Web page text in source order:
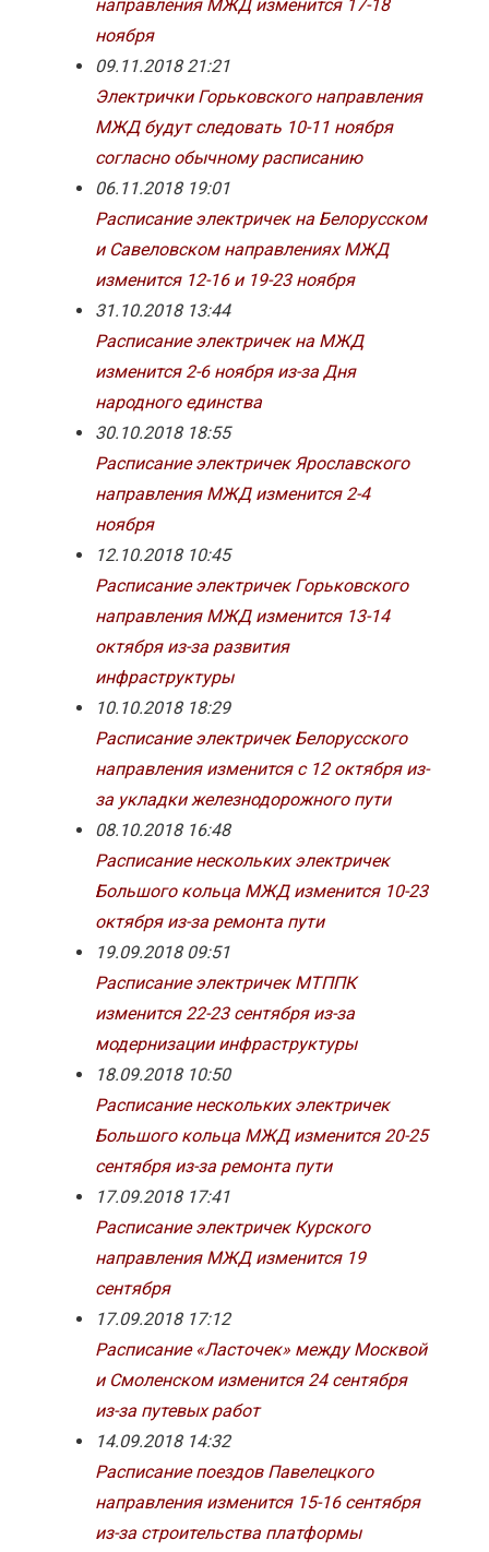
направления МЖД изменится 17-18
ноября
09.11.2018 21:21
Электрички Горьковского направления
МЖД будут следовать 10-11 ноября
согласно обычному расписанию
06.11.2018 19:01
Расписание электричек на Белорусском
и Савеловском направлениях МЖД
изменится 12-16 и 19-23 ноября
31.10.2018 13:44
Расписание электричек на МЖД
изменится 2-6 ноября из-за Дня
народного единства
30.10.2018 18:55
Расписание электричек Ярославского
направления МЖД изменится 2-4
ноября
12.10.2018 10:45
Расписание электричек Горьковского
направления МЖД изменится 13-14
октября из-за развития
инфраструктуры
10.10.2018 18:29
Расписание электричек Белорусского
направления изменится с 12 октября из-
за укладки железнодорожного пути
08.10.2018 16:48
Расписание нескольких электричек
Большого кольца МЖД изменится 10-23
октября из-за ремонта пути
19.09.2018 09:51
Расписание электричек МТППК
изменится 22-23 сентября из-за
модернизации инфраструктуры
18.09.2018 10:50
Расписание нескольких электричек
Большого кольца МЖД изменится 20-25
сентября из-за ремонта пути
17.09.2018 17:41
Расписание электричек Курского
направления МЖД изменится 19
сентября
17.09.2018 17:12
Расписание «Ласточек» между Москвой
и Смоленском изменится 24 сентября
из-за путевых работ
14.09.2018 14:32
Расписание поездов Павелецкого
направления изменится 15-16 сентября
из-за строительства платформы